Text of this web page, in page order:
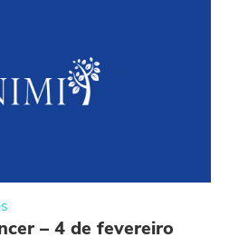
– 4 de fevereiro